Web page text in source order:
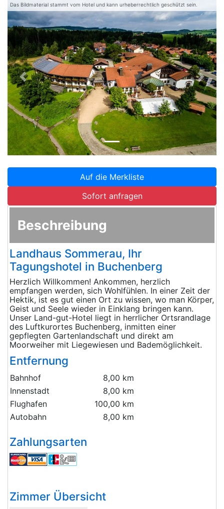
Das Bildmaterial stammt vom Hotel und kann urheberrechtlich geschützt sein.
Zurück
Auf die Merkliste
Sofort anfragen
Beschreibung
Landhaus Sommerau, Ihr
Tagungshotel in Buchenberg
Herzlich Willkommen! Ankommen, herzlich
empfangen werden, sich Wohlfühlen. In einer Zeit der
Hektik, ist es gut einen Ort zu wissen, wo man Körper,
Geist und Seele wieder in Einklang bringen kann.
Unser Land-gut-Hotel liegt in herrlicher Ortsrandlage
des Luftkurortes Buchenberg, inmitten einer
gepflegten Gartenlandschaft und direkt am
Moorweiher mit Liegewiesen und Bademöglichkeit.
Entfernung
Bahnhof
8,00 km
Innenstadt
8,00 km
Flughafen
100,00 km
Autobahn
8,00 km
Zahlungsarten
Zimmer Übersicht